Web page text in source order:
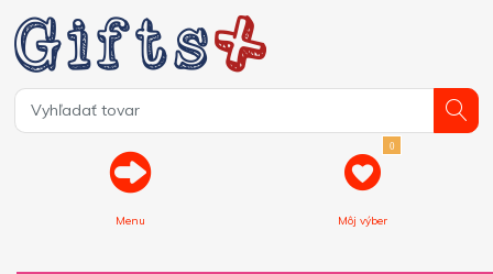
Menu
0
Môj výber